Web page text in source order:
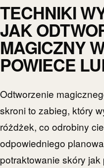
TECHNIKI
JAK
MAGICZNY
POWIECE
Odtworzenie
skroni to zabieg, który
różdżek, co odrobiny
odpowiedniego
potraktowanie skóry jak